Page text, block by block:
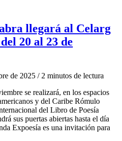
llegará al Celarg
20 al 23 de
de 2025 / 2 minutos de lectura
se realizará, en los espacios
y del Caribe Rómulo
del Libro de Poesía
sus puertas abiertas hasta el día
Expoesía es una invitación para